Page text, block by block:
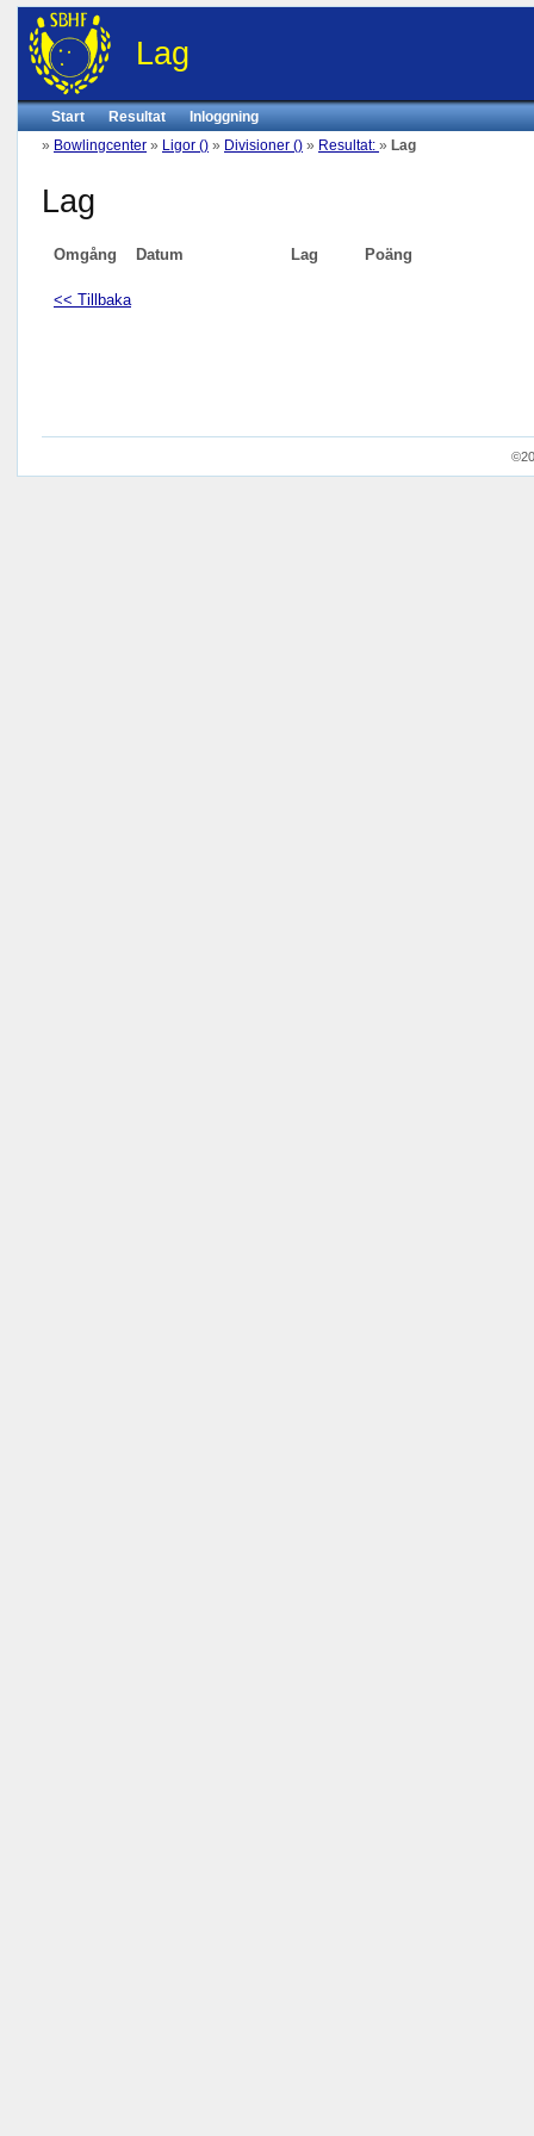
Lag
Start Resultat
Inloggning
» Bowlingcenter » Ligor () » Divisioner () » Resultat: » Lag
Lag
Omgång Datum Lag Poäng
<< Tillbaka